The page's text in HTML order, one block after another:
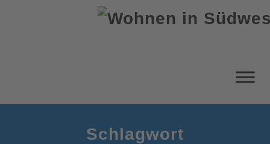
Schlagwort